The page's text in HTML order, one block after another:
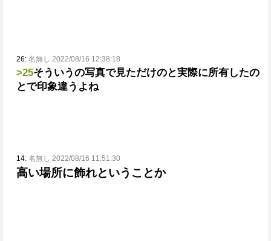
26: 名無し 2022/08/16 12:38:18
>25そういうの写真で見ただけのと実際に所有したの
とで印象違うよね
14: 名無し 2022/08/16 11:51:30
高い場所に飾れということか